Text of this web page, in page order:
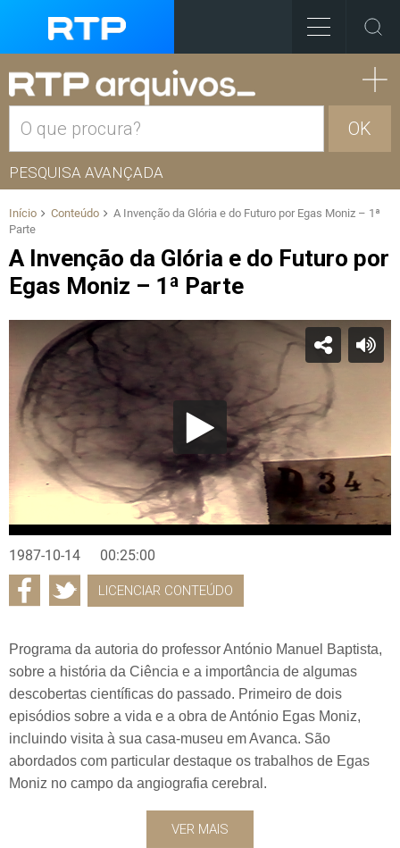
OK
PESQUISA AVANÇADA
Início Conteúdo
A Invenção da Glória e do Futuro por Egas Moniz – 1ª
Parte
A Invenção da Glória e do Futuro por
Egas Moniz – 1ª Parte
1987-10-14 00:25:00
LICENCIAR CONTEÚDO
Programa da autoria do professor António Manuel Baptista,
sobre a história da Ciência e a importância de algumas
descobertas científicas do passado. Primeiro de dois
episódios sobre a vida e a obra de António Egas Moniz,
incluindo visita à sua casa-museu em Avanca. São
abordados com particular destaque os trabalhos de Egas
Moniz no campo da angiografia cerebral.
VER MAIS